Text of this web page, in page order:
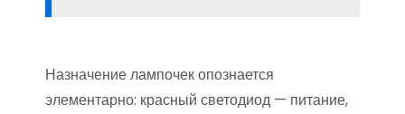
Назначение лампочек опознается
элементарно: красный светодиод — питание,